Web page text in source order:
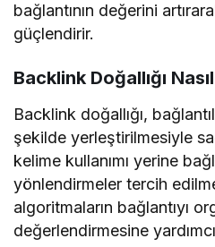
bağlantının değerini
güçlendirir.
Backlink Doğallığı
Backlink doğallığı,
şekilde yerleştirilmesiyle
kelime kullanımı yerine
yönlendirmeler tercih
algoritmaların bağlantıyı
değerlendirmesine